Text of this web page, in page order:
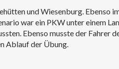
und Wiesenburg. Ebenso
war ein PKW unter einem
Ebenso musste der
Ablauf der Übung.